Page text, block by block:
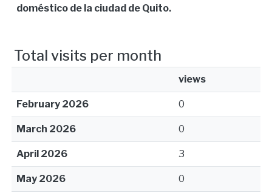
doméstico de la ciudad de Quito.
Total visits per month
views
February 2026 0
March 2026 0
April 2026 3
May 2026 0